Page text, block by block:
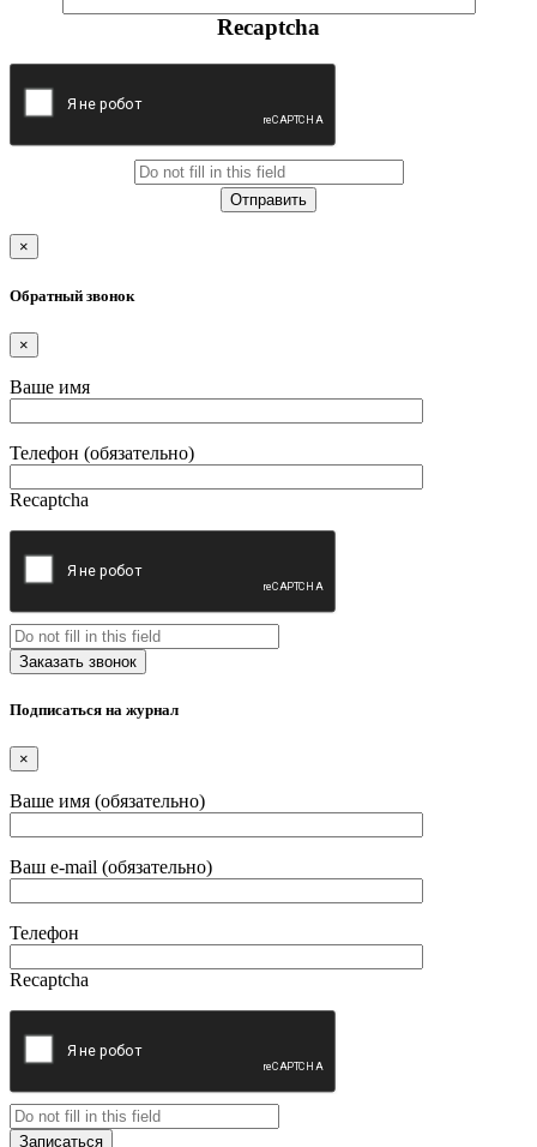
Recaptcha
×
Обратный звонок
×
Ваше имя
Телефон (обязательно)
Recaptcha
Подписаться на журнал
×
Ваше имя (обязательно)
Ваш e-mail (обязательно)
Телефон
Recaptcha